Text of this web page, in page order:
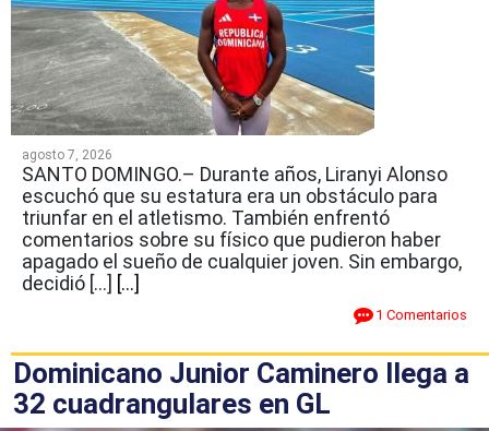
agosto 7, 2026
SANTO DOMINGO.– Durante años, Liranyi Alonso
escuchó que su estatura era un obstáculo para
triunfar en el atletismo. También enfrentó
comentarios sobre su físico que pudieron haber
apagado el sueño de cualquier joven. Sin embargo,
decidió […] [...]
1 Comentarios
Dominicano Junior Caminero llega a
32 cuadrangulares en GL